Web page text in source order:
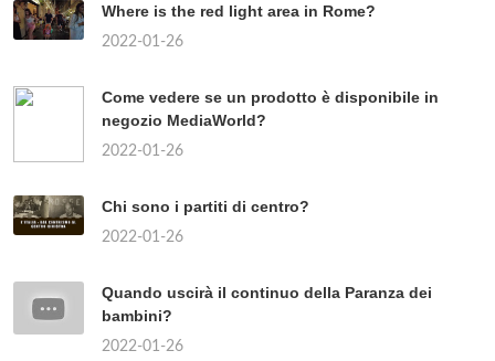
Where is the red light area in Rome?
2022-01-26
Come vedere se un prodotto è disponibile in
negozio MediaWorld?
2022-01-26
Chi sono i partiti di centro?
2022-01-26
Quando uscirà il continuo della Paranza dei
bambini?
2022-01-26